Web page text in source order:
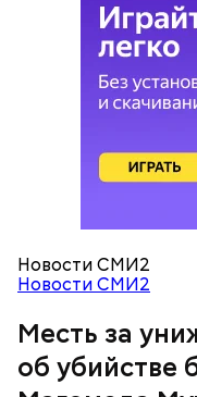
Новости СМИ2
Новости СМИ2
Месть за
об
— Личность
полицией
сообщили в пресс-
Республике
— Все дети
При этом женщина
занималась своими
находится няня, —